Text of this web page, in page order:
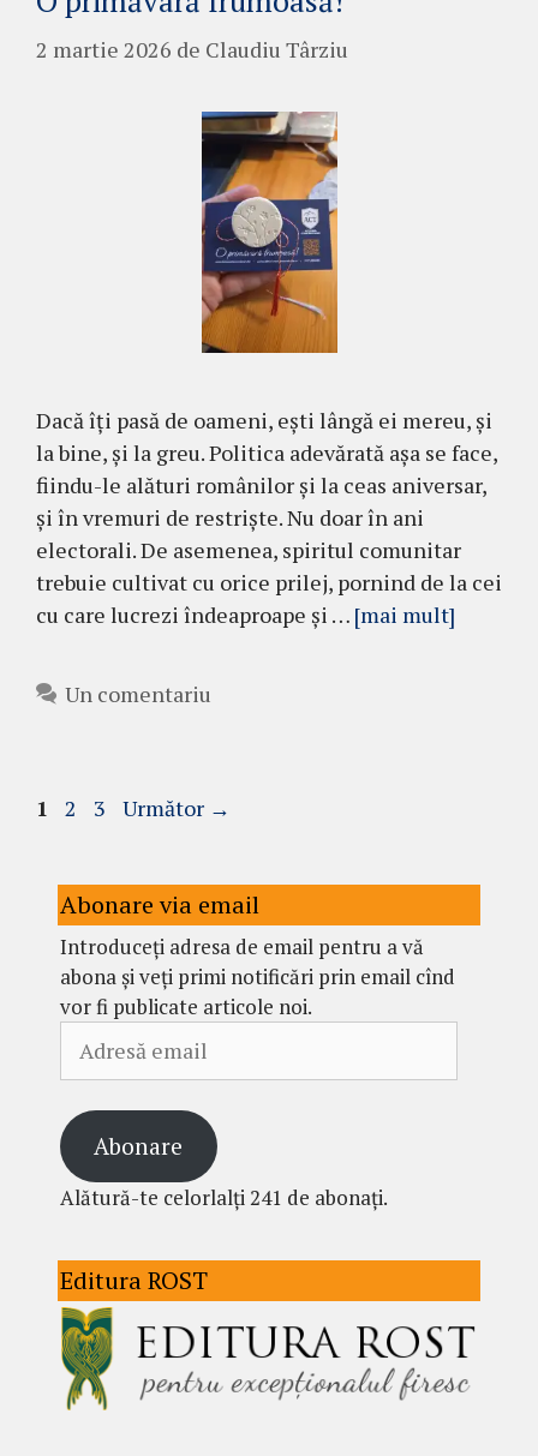
2 martie 2026 de Claudiu Târziu
Dacă îți pasă de oameni, ești lângă ei mereu, și
la bine, și la greu. Politica adevărată așa se face,
fiindu-le alături românilor și la ceas aniversar,
și în vremuri de restriște. Nu doar în ani
electorali. De asemenea, spiritul comunitar
trebuie cultivat cu orice prilej, pornind de la cei
cu care lucrezi îndeaproape și … [mai mult]
Un comentariu
Pagina
1 Pagina
2 Pagina
3 Următor →
Abonare via email
Introduceți adresa de email pentru a vă
abona și veți primi notificări prin email cînd
vor fi publicate articole noi.
email
Abonare
Alătură-te celorlalți 241 de abonați.
Editura ROST